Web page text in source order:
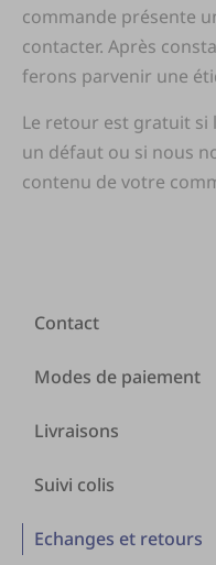
commande présente
contacter. Après
ferons parvenir une
Le retour est gratuit si
un défaut ou si nous
contenu de votre
Contact
Modes de paiement
Livraisons
Suivi colis
Echanges et retours